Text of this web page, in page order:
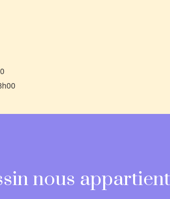
nous appartient